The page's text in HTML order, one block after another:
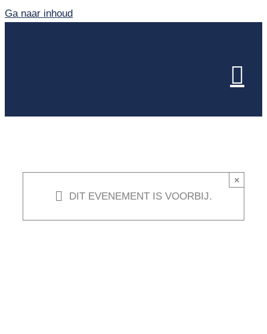
Ga naar inhoud
DIT EVENEMENT IS VOORBIJ.
×